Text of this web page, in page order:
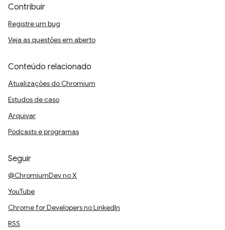
Contribuir
Registre um bug
Veja as questões em aberto
Conteúdo relacionado
Atualizações do Chromium
Estudos de caso
Arquivar
Podcasts e programas
Seguir
@ChromiumDev no X
YouTube
Chrome for Developers no LinkedIn
RSS